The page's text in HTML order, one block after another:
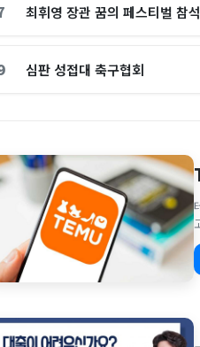
최휘영 장관 꿈의 페스티벌 참석
심판 성접대 축구협회